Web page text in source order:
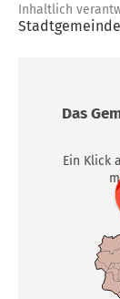
Inhaltlich
Das
Ein Klick